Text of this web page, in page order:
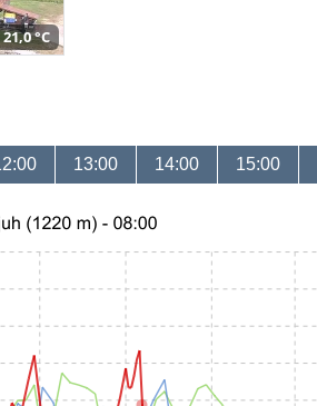
21,0 °C
13:00 14:00 15:00